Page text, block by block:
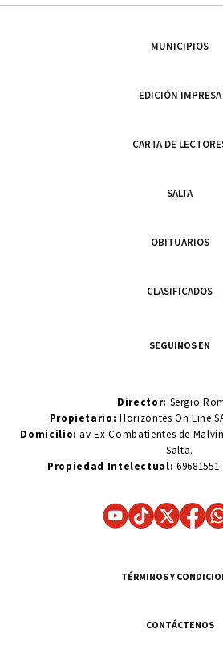
MUNICIPIOS
EDICIÓN IMPRESA
CARTA DE
SALTA
OBITUARIOS
CLASIFICADOS
SEGUINOS EN
Director: Sergio
Propietario:Horizontes On Line
Domicilio: av Ex Combatientes de
Salta.
Propiedad Intelectual: 69681551
TÉRMINOS Y
CONTÁCTENOS